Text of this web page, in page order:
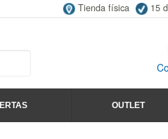
Tienda física 15
OUTLET